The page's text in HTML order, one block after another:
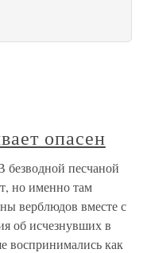
опасен
безводной песчаной
но именно там
верблюдов вместе с
об исчезнувших в
воспринимались как